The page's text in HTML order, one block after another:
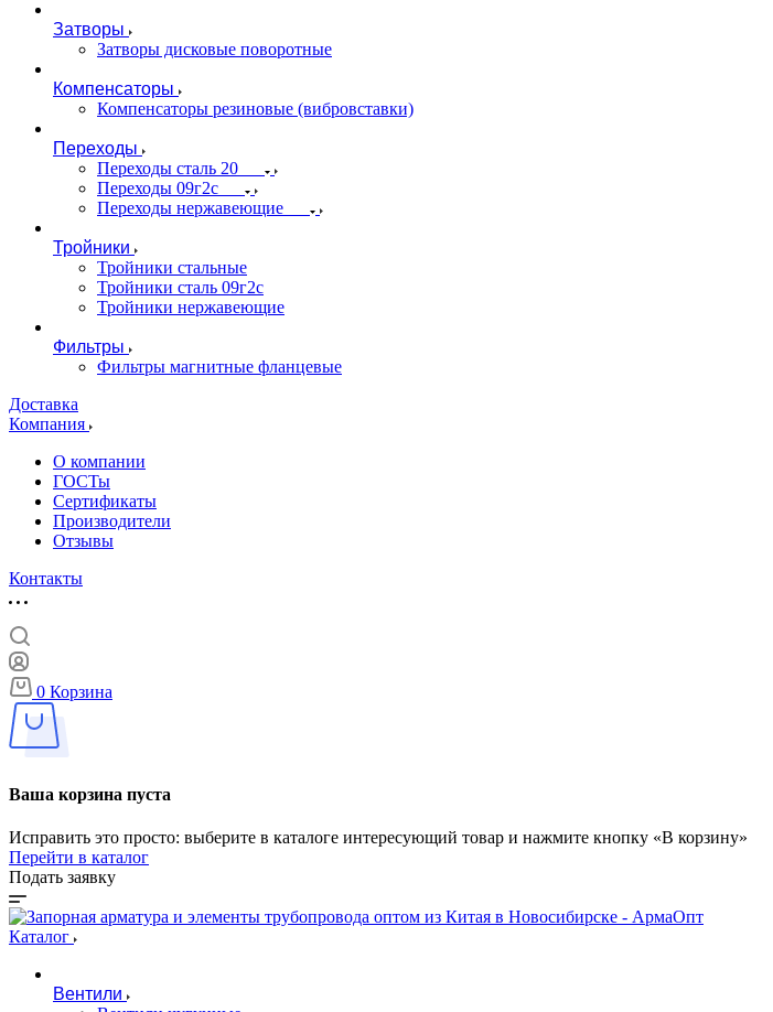
Затворы
Затворы дисковые поворотные
Компенсаторы
Компенсаторы резиновые (вибровставки)
Переходы
Переходы сталь 20
Переходы 09г2с
Переходы нержавеющие
Тройники
Тройники стальные
Тройники сталь 09г2с
Тройники нержавеющие
Фильтры
Фильтры магнитные фланцевые
Доставка
Компания
О компании
ГОСТы
Сертификаты
Производители
Отзывы
Контакты
0 Корзина
Ваша корзина пуста
Исправить это просто: выберите в каталоге интересующий товар и нажмите кнопку «В корзину»
Перейти в каталог
Подать заявку
Каталог
Вентили